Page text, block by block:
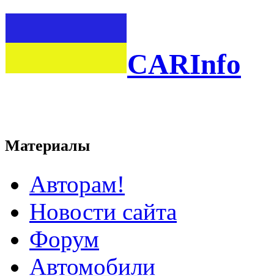
CARInfo
Материалы
Авторам!
Новости сайта
Форум
Автомобили